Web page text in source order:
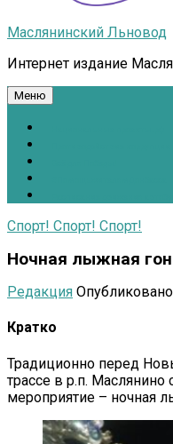
Маслянинский Льновод
Интернет издание
Меню
Спорт! Спорт! Спорт!
Ночная лыжная
Редакция
Кратко
Традиционно перед
трассе в р.п. Маслянино
мероприятие – ночная